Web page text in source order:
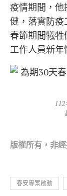
疫情期間，
健，落實防
春節期間犧
工作人員新年
版權所有，非
春安專案啟動